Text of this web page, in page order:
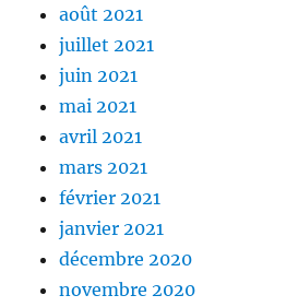
août 2021
juillet 2021
juin 2021
mai 2021
avril 2021
mars 2021
février 2021
janvier 2021
décembre 2020
novembre 2020